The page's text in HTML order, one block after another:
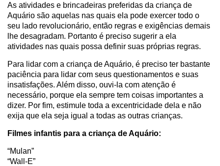
As atividades e brincadeiras preferidas da criança de
Aquário são aquelas nas quais ela pode exercer todo o
seu lado revolucionário, então regras e exigências demais
lhe desagradam. Portanto é preciso sugerir a ela
atividades nas quais possa definir suas próprias regras.
Para lidar com a criança de Aquário, é preciso ter bastante
paciência para lidar com seus questionamentos e suas
insatisfações. Além disso, ouvi-la com atenção é
necessário, porque ela sempre tem coisas importantes a
dizer. Por fim, estimule toda a excentricidade dela e não
exija que ela seja igual a todas as outras crianças.
Filmes infantis para a criança de Aquário:
“Mulan”
“Wall-E”